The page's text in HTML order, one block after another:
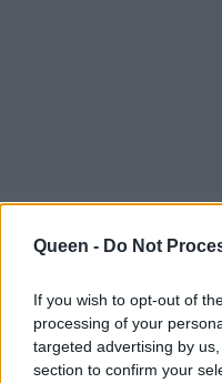
Queen - Do Not
If you wish to opt-out of
processing of your
targeted advertising by
section to confirm your